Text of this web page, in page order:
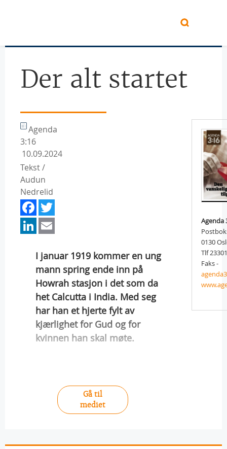
Der alt startet
Agenda
3:16
10.09.2024
Tekst /
Audun
Nedrelid
Facebook
LinkedIn
I januar 1919 kommer en ung
mann spring ende inn på
Howrah stasjon i det som da
het Calcutta i India. Med seg
har han et hjerte fylt av
kjærlighet for Gud og for
kvinnen han skal møte.
Gå til
mediet
Agenda
0130
Tlf
Faks -